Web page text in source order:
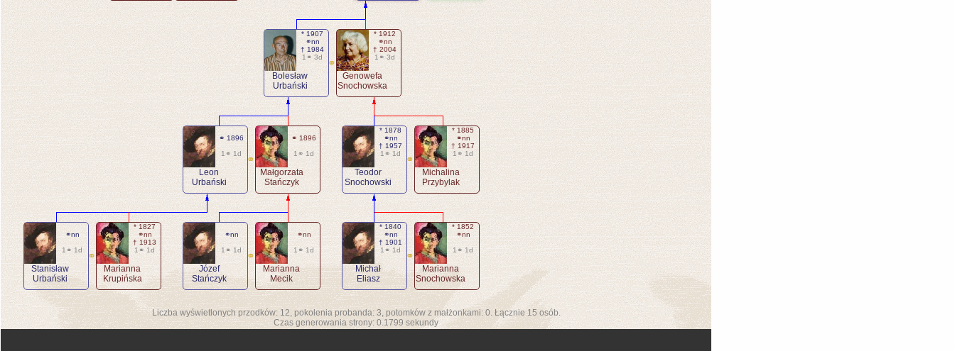
* 1907
⚭nn
† 1984
1⚭ 3d
Bolesław
Urbański
⚭
* 1912
⚭nn
† 2004
1⚭ 3d
Genowefa
Snochowska
⚭ 1896
1⚭ 1d
Leon
Urbański
⚭
⚭ 1896
1⚭ 1d
Małgorzata
Stańczyk
* 1878
⚭nn
† 1957
1⚭ 1d
Teodor
Snochowski
⚭
* 1885
⚭nn
† 1917
1⚭ 1d
Michalina
Przybylak
⚭nn
1⚭ 1d
Stanisław
Urbański
⚭
* 1827
⚭nn
† 1913
1⚭ 1d
Marianna
Krupińska
⚭nn
1⚭ 1d
Józef
Stańczyk
⚭
⚭nn
1⚭ 1d
Marianna
Mecik
* 1840
⚭nn
† 1901
1⚭ 1d
Michał
Eliasz
⚭
* 1852
⚭nn
1⚭ 1d
Marianna
Snochowska
Liczba wyświetlonych przodków: 12, pokolenia probanda: 3, potomków z małżonkami: 0. Łącznie 15 osób.
Czas generowania strony: 0.1799 sekundy